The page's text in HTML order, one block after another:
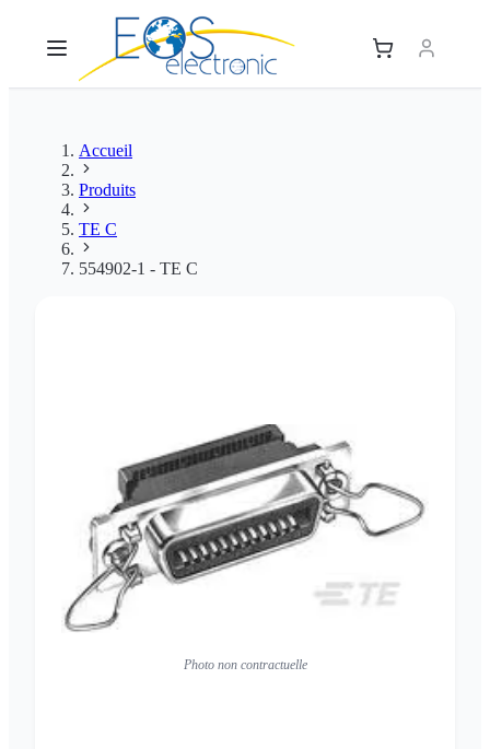
Accueil
Produits
TE C
554902-1 - TE C
Photo non contractuelle